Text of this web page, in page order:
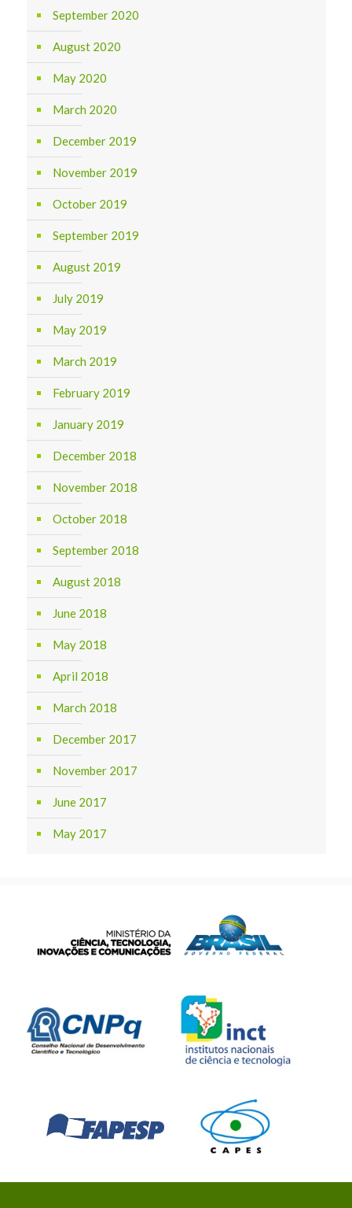
September 2020
August 2020
May 2020
March 2020
December 2019
November 2019
October 2019
September 2019
August 2019
July 2019
May 2019
March 2019
February 2019
January 2019
December 2018
November 2018
October 2018
September 2018
August 2018
June 2018
May 2018
April 2018
March 2018
December 2017
November 2017
June 2017
May 2017